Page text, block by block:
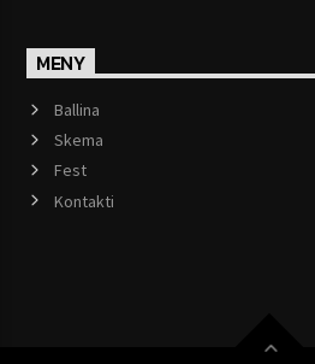
MENY
Ballina
Skema
Fest
Kontakti